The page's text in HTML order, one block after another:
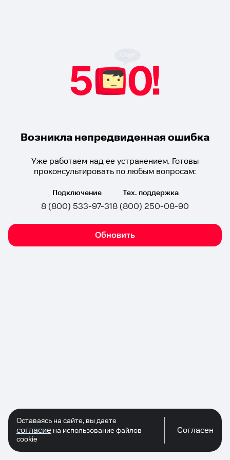
Возникла непредвиденная ошибка
Уже работаем над ее устранением. Готовы
проконсультировать по любым вопросам:
Подключение
8 (800) 533-97-31
Тех. поддержка
8 (800) 250-08-90
Обновить
Оставаясь на сайте, вы даете
согласие на использование файлов
cookie
Согласен